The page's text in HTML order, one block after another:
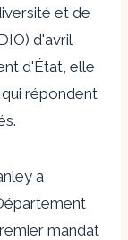
et de
d'avril
d'État, elle
répondent
a
mandat